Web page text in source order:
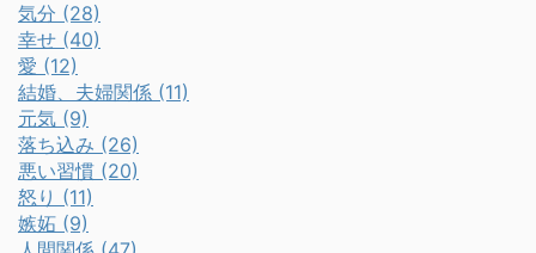
気分 (28)
幸せ (40)
愛 (12)
結婚、夫婦関係 (11)
元気 (9)
落ち込み (26)
悪い習慣 (20)
怒り (11)
嫉妬 (9)